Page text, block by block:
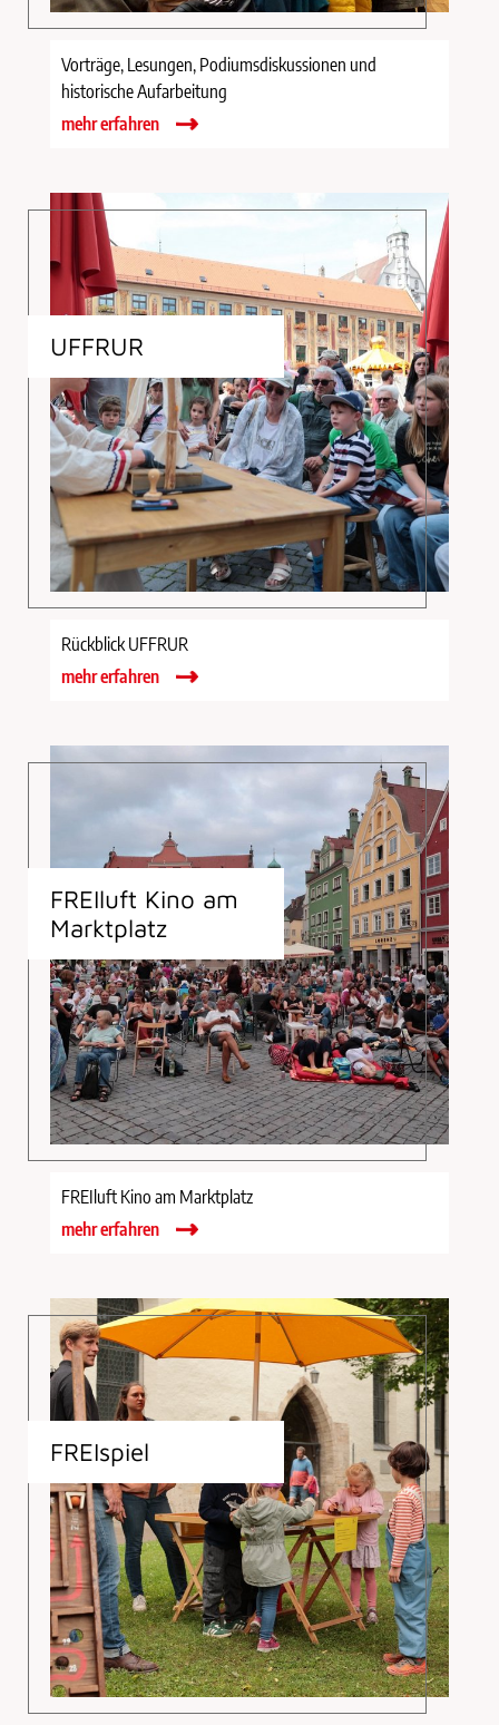
Vorträge, Lesungen, Podiumsdiskussionen und
historische Aufarbeitung
mehr erfahren
UFFRUR
Rückblick UFFRUR
mehr erfahren
FREIluft Kino am
Marktplatz
FREIluft Kino am Marktplatz
mehr erfahren
FREIspiel